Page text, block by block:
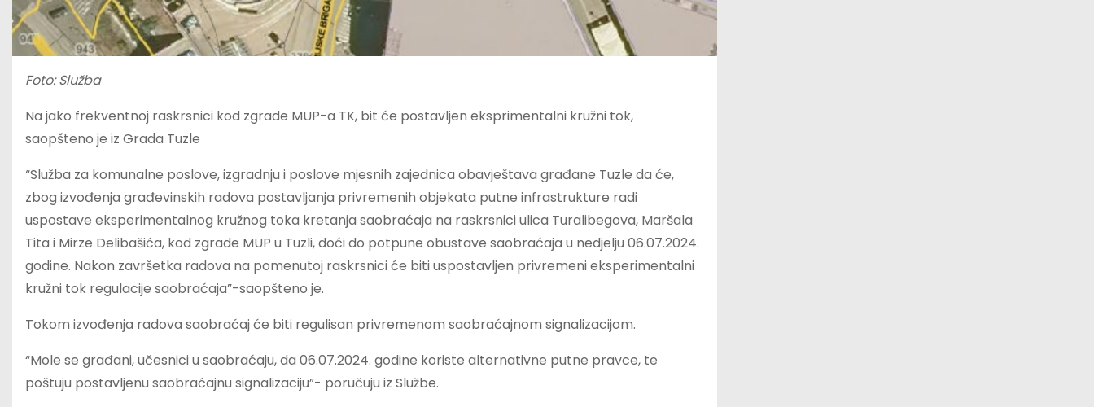
Foto: Služba
Na jako frekventnoj raskrsnici kod zgrade MUP-a TK, bit će postavljen eksprimentalni kružni tok,
saopšteno je iz Grada Tuzle
“Služba za komunalne poslove, izgradnju i poslove mjesnih zajednica obavještava građane Tuzle da će,
zbog izvođenja građevinskih radova postavljanja privremenih objekata putne infrastrukture radi
uspostave eksperimentalnog kružnog toka kretanja saobraćaja na raskrsnici ulica Turalibegova, Maršala
Tita i Mirze Delibašića, kod zgrade MUP u Tuzli, doći do potpune obustave saobraćaja u nedjelju 06.07.2024.
godine. Nakon završetka radova na pomenutoj raskrsnici će biti uspostavljen privremeni eksperimentalni
kružni tok regulacije saobraćaja”-saopšteno je.
Tokom izvođenja radova saobraćaj će biti regulisan privremenom saobraćajnom signalizacijom.
“Mole se građani, učesnici u saobraćaju, da 06.07.2024. godine koriste alternativne putne pravce, te
poštuju postavljenu saobraćajnu signalizaciju”- poručuju iz Službe.